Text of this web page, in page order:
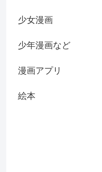
少女漫画
少年漫画など
漫画アプリ
絵本